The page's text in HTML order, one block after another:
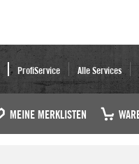
ProfiService Alle Services
MEINE MERKLISTEN